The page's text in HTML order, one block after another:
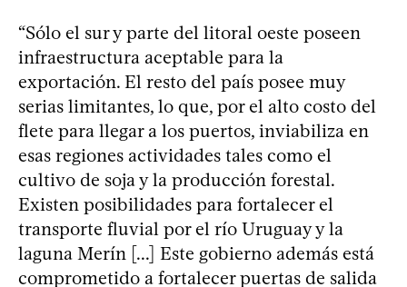
“Sólo el sur y parte del litoral oeste poseen
infraestructura aceptable para la
exportación. El resto del país posee muy
serias limitantes, lo que, por el alto costo del
flete para llegar a los puertos, inviabiliza en
esas regiones actividades tales como el
cultivo de soja y la producción forestal.
Existen posibilidades para fortalecer el
transporte fluvial por el río Uruguay y la
laguna Merín [...] Este gobierno además está
comprometido a fortalecer puertas de salida